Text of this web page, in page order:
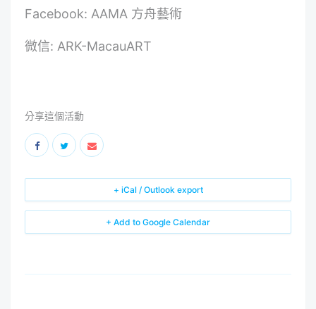
Facebook: AAMA 方舟藝術
微信: ARK-MacauART
分享這個活動
+ Add to Google Calendar
+ iCal / Outlook export